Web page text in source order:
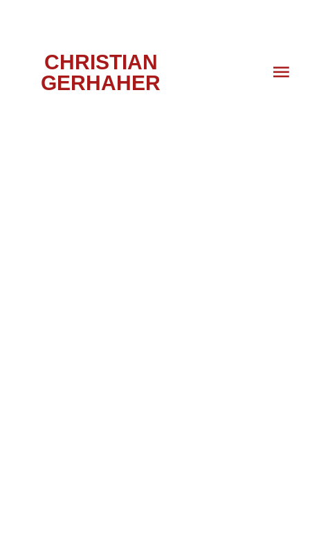
CHRISTIAN
GERHAHER